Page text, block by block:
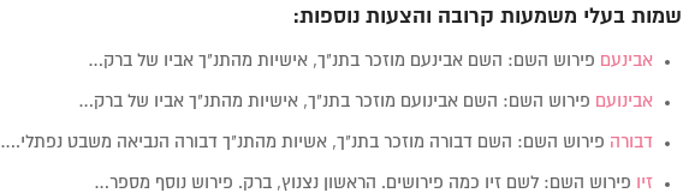
שמות בעלי משמעות קרובה והצעות נוספות:
אבינעם פירוש השם: השם אבינעם מוזכר בתנ"ך, אישיות מהתנ"ך אביו של ברק…
אבינועם פירוש השם: השם אבינועם מוזכר בתנ"ך, אישיות מהתנ"ך אביו של ברק…
דבורה פירוש השם: השם דבורה מוזכר בתנ"ך, אשיות מהתנ"ך דבורה הנביאה משבט נפתלי.…
זיו פירוש השם: לשם זיו כמה פירושים. הראשון נצנוץ, ברק. פירוש נוסף מספר…